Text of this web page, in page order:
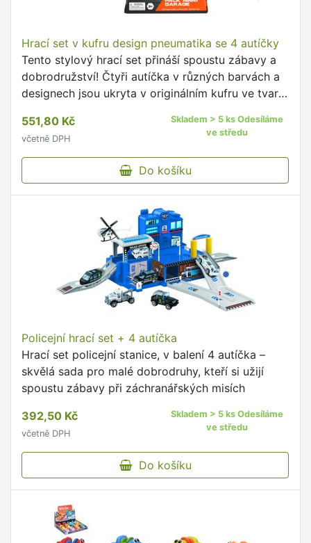
Hrací set v kufru design pneumatika se 4 autíčky
Tento stylový hrací set přináší spoustu zábavy a
dobrodružství! Čtyři autíčka v různých barvách a
designech jsou ukryta v originálním kufru ve tvaru
vypadá! Skvělý dárek pro všechny malé nadšence
do aut.
551,80 Kč
včetně DPH
Skladem > 5 ks Odesíláme
ve středu
Do košíku
Policejní hrací set + 4 autíčka
Hrací set policejní stanice, v balení 4 autíčka –
skvělá sada pro malé dobrodruhy, kteří si užijí
spoustu zábavy při záchranářských mi­sích
392,50 Kč
včetně DPH
Skladem > 5 ks Odesíláme
ve středu
Do košíku